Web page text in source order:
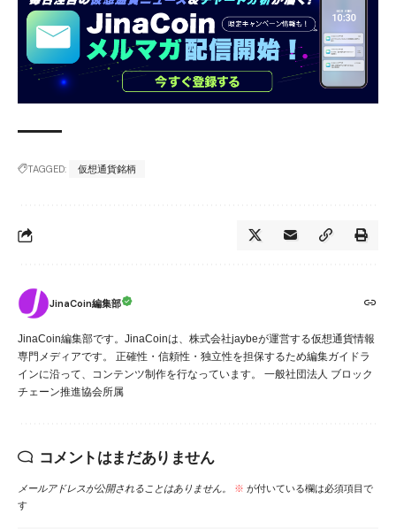
TAGGED: 仮想通貨銘柄
JinaCoin編集部
JinaCoin編集部です。JinaCoinは、株式会社jaybeが運営する仮想通貨情報
専門メディアです。 正確性・信頼性・独立性を担保するため編集ガイドラ
インに沿って、コンテンツ制作を行なっています。 一般社団法人 ブロック
チェーン推進協会所属
コメントはまだありません
メールアドレスが公開されることはありません。 ※ が付いている欄は必須項目で
す